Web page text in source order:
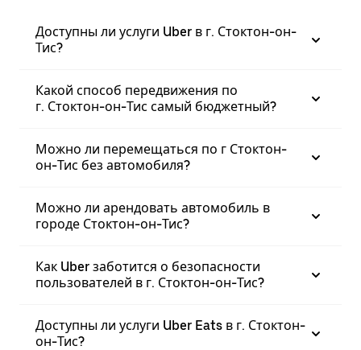
Доступны ли услуги Uber в г. Стоктон-он-
Тис?
Какой способ передвижения по
г. Стоктон-он-Тис самый бюджетный?
Можно ли перемещаться по г Стоктон-
он-Тис без автомобиля?
Можно ли арендовать автомобиль в
городе Стоктон-он-Тис?
Как Uber заботится о безопасности
пользователей в г. Стоктон-он-Тис?
Доступны ли услуги Uber Eats в г. Стоктон-
он-Тис?